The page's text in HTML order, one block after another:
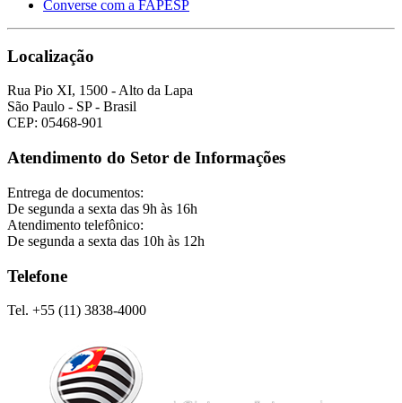
Converse com a FAPESP
Localização
Rua Pio XI, 1500 - Alto da Lapa
São Paulo - SP - Brasil
CEP: 05468-901
Atendimento do Setor de Informações
Entrega de documentos:
De segunda a sexta das 9h às 16h
Atendimento telefônico:
De segunda a sexta das 10h às 12h
Telefone
Tel. +55 (11) 3838-4000